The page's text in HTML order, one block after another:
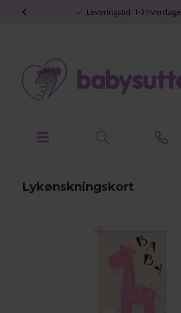
Leveringstid: 1-3 hverdage
Lykønskningskort